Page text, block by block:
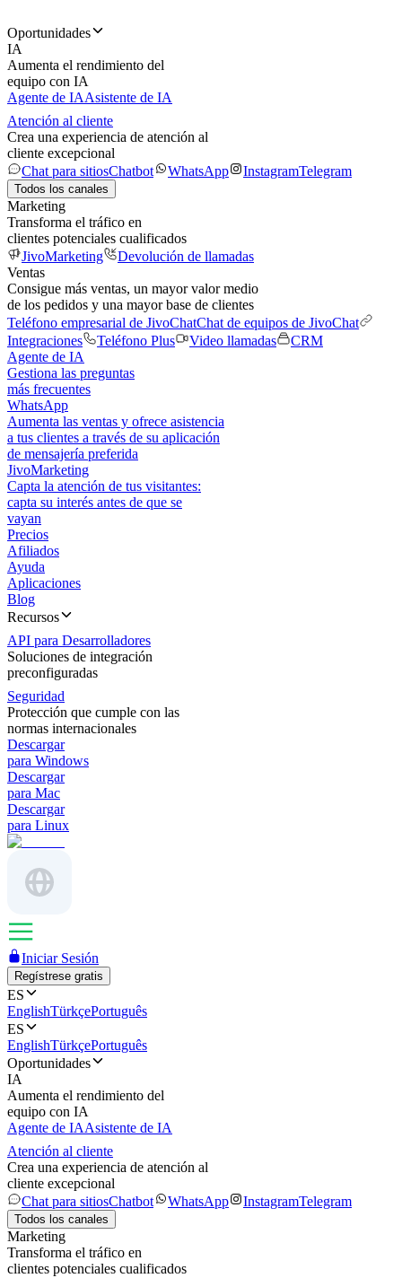
Oportunidades
IA
Aumenta el rendimiento del
equipo con IA
Agente de IAAsistente de IA
Atención al cliente
Crea una experiencia de atención al
cliente excepcional
Chat para sitiosChatbot WhatsApp InstagramTelegram
Todos los canales
Marketing
Transforma el tráfico en
clientes potenciales cualificados
JivoMarketing
Devolución de llamadas
Ventas
Consigue más ventas, un mayor valor medio
de los pedidos y una mayor base de clientes
Teléfono empresarial de JivoChatChat de equipos de JivoChat
Integraciones
Teléfono Plus Video llamadas
CRM
Agente de IA
Gestiona las preguntas
más frecuentes
WhatsApp
Aumenta las ventas y ofrece asistencia
a tus clientes a través de su aplicación
de mensajería preferida
JivoMarketing
Capta la atención de tus visitantes:
capta su interés antes de que se
vayan
Precios
Afiliados
Ayuda
Aplicaciones
Blog
Recursos
API para Desarrolladores
Soluciones de integración
preconfiguradas
Seguridad
Protección que cumple con las
normas internacionales
Descargar
para Windows
Descargar
para Mac
Descargar
para Linux
Iniciar Sesión
Regístrese gratis
ES
EnglishTürkçePortuguês
ES
EnglishTürkçePortuguês
Oportunidades
IA
Aumenta el rendimiento del
equipo con IA
Agente de IAAsistente de IA
Atención al cliente
Crea una experiencia de atención al
cliente excepcional
Chat para sitiosChatbot WhatsApp InstagramTelegram
Todos los canales
Marketing
Transforma el tráfico en
clientes potenciales cualificados